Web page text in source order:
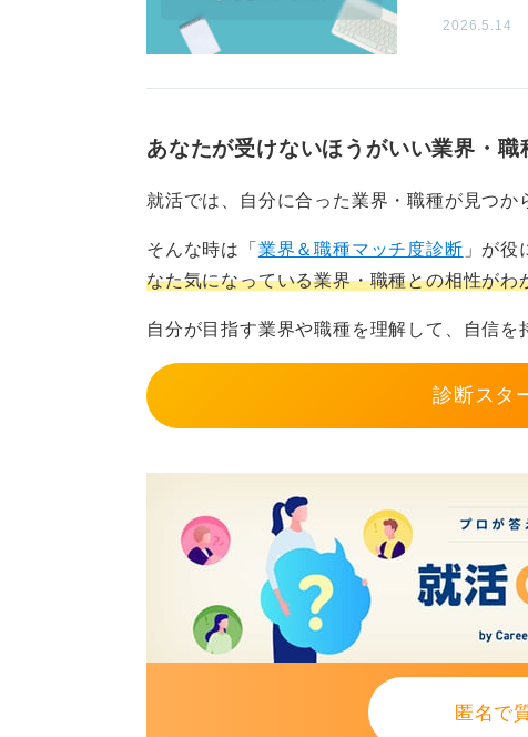
仕事のなかでの工夫だけでなく、ストレ
たとえば、訪問相手が対応しやすい時
負担を減らしたり、午前中はテレアポ
日報は「学びと次の仮説」に寄せ、週
2026.5.14
あなたが受けないほうがいい業界・職
就活では、自分に合った業界・職種が見つか
そんな時は「 業界＆職種マッチ度診断 」が役
なた気になっている業界・職種との相性がわ
自分が目指す業界や職種を理解して、自信を
診断スタ
匿名で